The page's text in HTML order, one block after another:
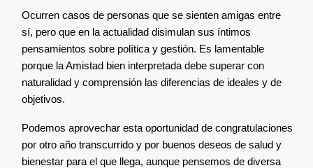
Ocurren casos de personas que se sienten amigas entre
sí, pero que en la actualidad disimulan sus íntimos
pensamientos sobre política y gestión. Es lamentable
porque la Amistad bien interpretada debe superar con
naturalidad y comprensión las diferencias de ideales y de
objetivos.
Podemos aprovechar esta oportunidad de congratulaciones
por otro año transcurrido y por buenos deseos de salud y
bienestar para el que llega, aunque pensemos de diversa